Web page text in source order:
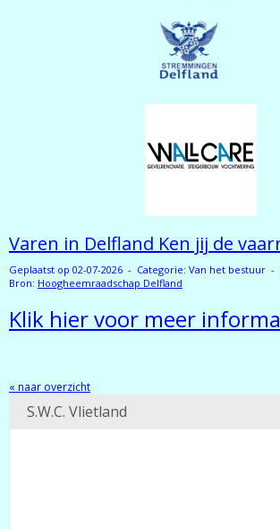
Varen in Delfland Ken jij de
Geplaatst op 02-07-2026 - Categorie: Van het bestuur
Bron: Hoogheemraadschap Delfland
Klik hier voor meer
« naar overzicht
S.W.C. Vlietland